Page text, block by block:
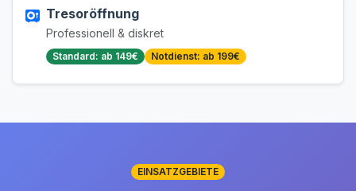
Tresoröffnung
Professionell & diskret
Standard: ab 149€ Notdienst: ab 199€
EINSATZGEBIETE